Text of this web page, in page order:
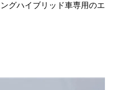
グハイブリッド車専用のエ